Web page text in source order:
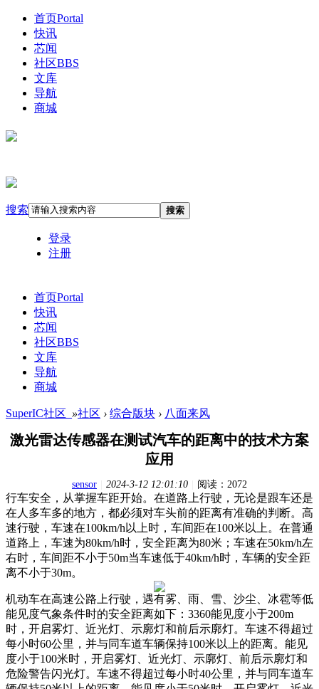
首页Portal
快讯
芯闻
社区BBS
文库
导航
商城
搜索 搜索
登录
注册
首页Portal
快讯
芯闻
社区BBS
文库
导航
商城
SuperIC社区_ »社区 › 综合版块 › 八面来风
激光雷达传感器在测试汽车的距离中的技术方案
应用
sensor 2024-3-12 12:01:10 阅读：2072
行车安全，从掌握车距开始。在道路上行驶，无论是跟车还是
在人多车多的地方，都必须对车头前的距离有准确的判断。高
速行驶，车速在100km/h以上时，车间距在100米以上。在普通
道路上，车速为80km/h时，安全距离为80米；车速在50km/h左
右时，车间距不小于50m当车速低于40km/h时，车辆的安全距
离不小于30m。
机动车在高速公路上行驶，遇有雾、雨、雪、沙尘、冰雹等低
能见度气象条件时的安全距离如下： 3360能见度小于200m
时，开启雾灯、近光灯、示廓灯和前后示廓灯。车速不得超过
每小时60公里，并与同车道车辆保持100米以上的距离。能见
度小于100米时，开启雾灯、近光灯、示廓灯、前后示廓灯和
危险警告闪光灯。车速不得超过每小时40公里，并与同车道车